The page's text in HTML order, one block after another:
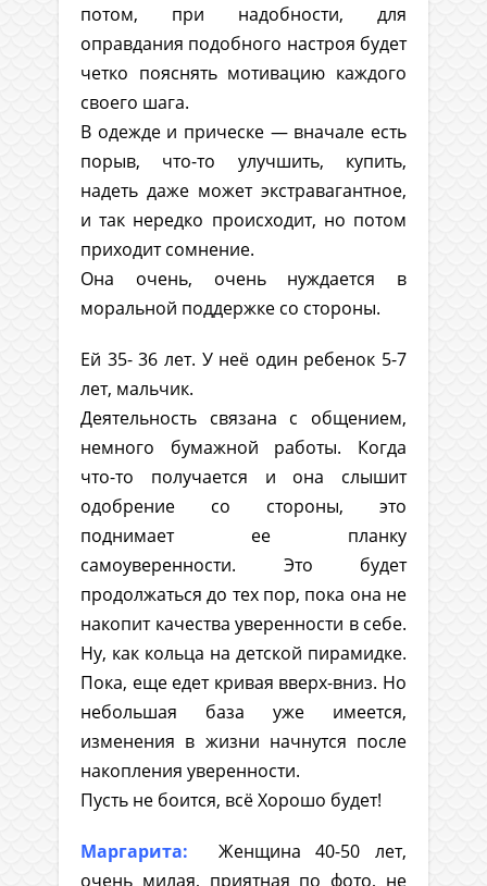
потом, при надобности, для
оправдания подобного настроя будет
четко пояснять мотивацию каждого
своего шага.
В одежде и прическе — вначале есть
порыв, что-то улучшить, купить,
надеть даже может экстравагантное,
и так нередко происходит, но потом
приходит сомнение.
Она очень, очень нуждается в
моральной поддержке со стороны.
Ей 35- 36 лет. У неё один ребенок 5-7
лет, мальчик.
Деятельность связана с общением,
немного бумажной работы. Когда
что-то получается и она слышит
одобрение со стороны, это
поднимает ее планку
самоуверенности. Это будет
продолжаться до тех пор, пока она не
накопит качества уверенности в себе.
Ну, как кольца на детской пирамидке.
Пока, еще едет кривая вверх-вниз. Но
небольшая база уже имеется,
изменения в жизни начнутся после
накопления уверенности.
Пусть не боится, всё Хорошо будет!
Маргарита: Женщина 40-50 лет,
очень милая, приятная по фото, не